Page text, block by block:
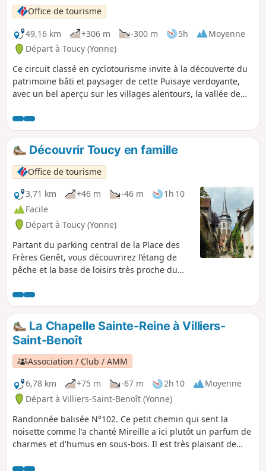
Office de tourisme
49,16 km
+306 m -300 m 5h
Moyenne
Départ à Toucy (Yonne)
Ce circuit classé en cyclotourisme invite à la découverte du
patrimoine bâti et paysager de cette Puisaye verdoyante,
avec un bel aperçu sur les villages alentours, la vallée de
Découvrir Toucy en famille
Office de tourisme
3,71 km
+46 m -46 m
1h 10
Facile
Départ à Toucy (Yonne)
Partant du parking central de la Place des
Frères Genêt, vous découvrirez l’étang de
pêche et la base de loisirs très proche du
panorama. Traversée de bois, ruelles
moyenâgeuses et arrêt sur le promontoire
surplombant la Place de la République
dominée par le buste de Pierre Larousse :
vous profiterez de points de vue d’exception
sur cette bourgade dont l’existence est
attestée depuis le milieu du IIIe siècle.
La Chapelle Sainte-Reine à Villiers-
Saint-Benoît
Association / Club / AMM
6,78 km
+75 m -67 m 2h 10
Moyenne
Départ à Villiers-Saint-Benoît (Yonne)
Randonnée balisée N°102. Ce petit chemin qui sent la
noisette comme l'a chanté Mireille a ici plutôt un parfum de
charmes et d'humus en sous-bois. Il est très plaisant de